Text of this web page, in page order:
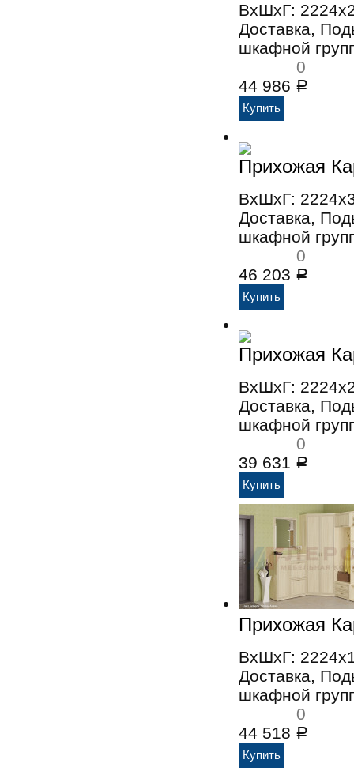
ВхШхГ:
Доставка,
шкафной
0
44 986 Р
Прихожая
ВхШхГ:
Доставка,
шкафной
0
46 203 Р
Прихожая
ВхШхГ:
Доставка,
шкафной
0
39 631 Р
Прихожая
ВхШхГ:
Доставка,
шкафной
0
44 518 Р